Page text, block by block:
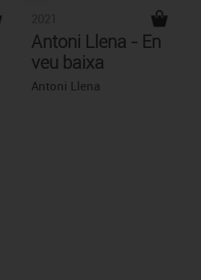
Antoni Llena - En
veu baixa
Antoni Llena